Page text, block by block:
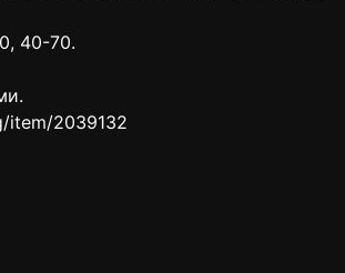
40-70.
item/2039132